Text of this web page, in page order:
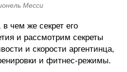
Месси
чем же секрет его
и рассмотрим секреты
и скорости аргентинца,
и фитнес-режимы.